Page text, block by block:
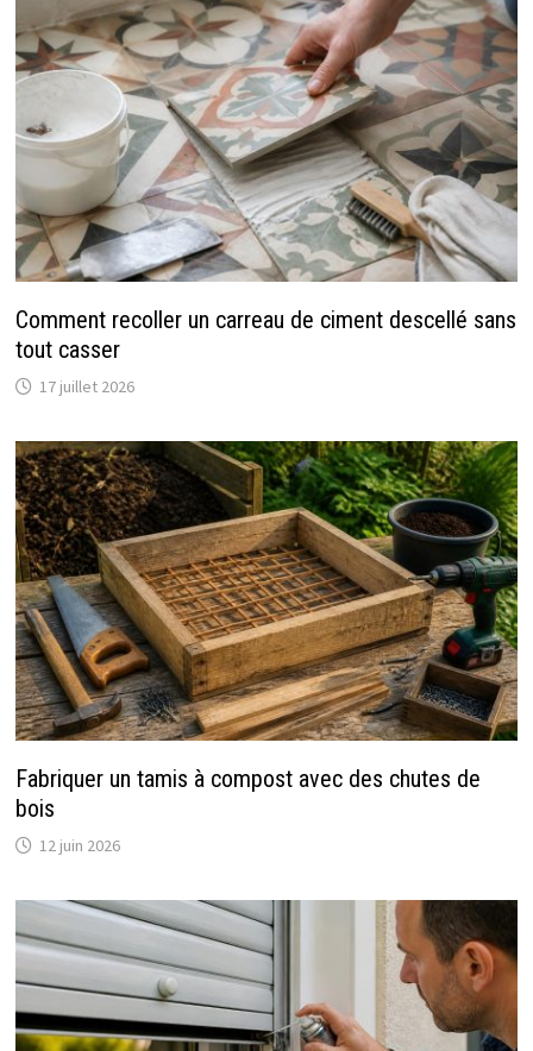
Comment recoller un carreau de ciment descellé sans
tout casser
17 juillet 2026
Fabriquer un tamis à compost avec des chutes de
bois
12 juin 2026